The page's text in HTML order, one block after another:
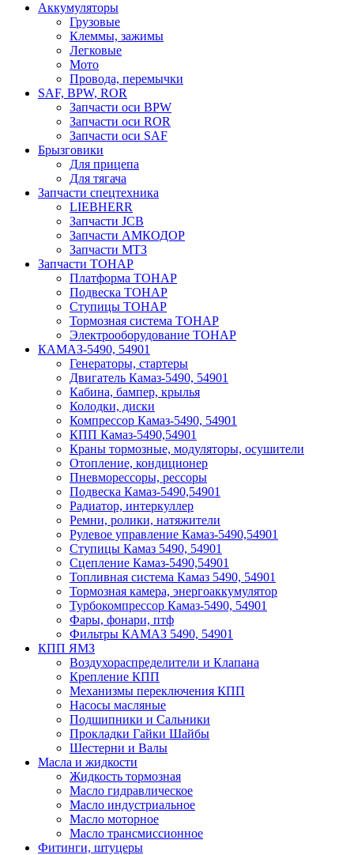
Аккумуляторы
Грузовые
Клеммы, зажимы
Легковые
Мото
Провода, перемычки
SAF, BPW, ROR
Запчасти оси BPW
Запчасти оси ROR
Запчасти оси SAF
Брызговики
Для прицепа
Для тягача
Запчасти спецтехника
LIEBHERR
Запчасти JCB
Запчасти АМКОДОР
Запчасти МТЗ
Запчасти ТОНАР
Платформа ТОНАР
Подвеска ТОНАР
Ступицы ТОНАР
Тормозная система ТОНАР
Электрооборудование ТОНАР
КАМАЗ-5490, 54901
Генераторы, стартеры
Двигатель Камаз-5490, 54901
Кабина, бампер, крылья
Колодки, диски
Компрессор Камаз-5490, 54901
КПП Камаз-5490,54901
Краны тормозные, модуляторы, осушители
Отопление, кондиционер
Пневморессоры, рессоры
Подвеска Камаз-5490,54901
Радиатор, интеркуллер
Ремни, ролики, натяжители
Рулевое управление Камаз-5490,54901
Ступицы Камаз 5490, 54901
Сцепление Камаз-5490,54901
Топливная система Камаз 5490, 54901
Тормозная камера, энергоаккумулятор
Турбокомпрессор Камаз-5490, 54901
Фары, фонари, птф
Фильтры КАМАЗ 5490, 54901
КПП ЯМЗ
Воздухораспределители и Клапана
Крепление КПП
Механизмы переключения КПП
Насосы масляные
Подшипники и Сальники
Прокладки Гайки Шайбы
Шестерни и Валы
Масла и жидкости
Жидкость тормозная
Масло гидравлическое
Масло индустриальное
Масло моторное
Масло трансмиссионное
Фитинги, штуцеры